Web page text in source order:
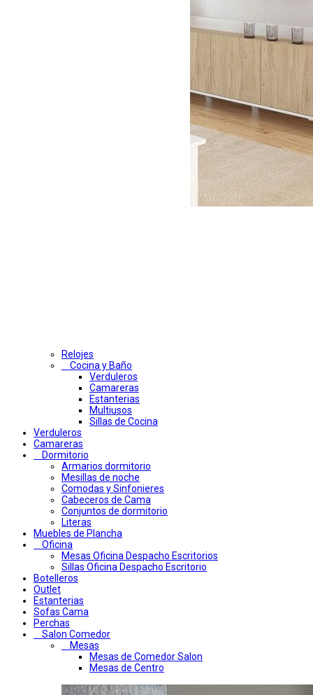
Relojes
Cocina y Baño
Verduleros
Camareras
Estanterias
Multiusos
Sillas de Cocina
Verduleros
Camareras
Dormitorio
Armarios dormitorio
Mesillas de noche
Comodas y Sinfonieres
Cabeceros de Cama
Conjuntos de dormitorio
Literas
Muebles de Plancha
Oficina
Mesas Oficina Despacho Escritorios
Sillas Oficina Despacho Escritorio
Botelleros
Outlet
Estanterias
Sofas Cama
Perchas
Salon Comedor
Mesas
Mesas de Comedor Salon
Mesas de Centro